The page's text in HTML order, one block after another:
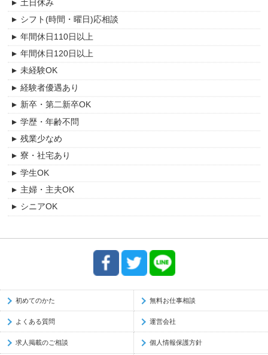
南アルプス市
韮崎市
北杜市
富士川町
南部町
早川町
富士吉田市
富士河口湖町
都留市
大月市
上野原市
山中湖村
接客・販売
接客・理美容・サービス
医療・看護・保健
保育・教育
調理・飲食系
軽作業・倉庫・包装・清掃
警備・施設管理・設備運転
その他
土日休み
シフト(時間・曜日)応相談
年間休日110日以上
年間休日120日以上
未経験OK
経験者優遇あり
新卒・第二新卒OK
学歴・年齢不問
残業少なめ
寮・社宅あり
学生OK
主婦・主夫OK
シニアOK
初めてのかた 無料お仕事相談
よくある質問 運営会社
求人掲載のご相談 個人情報保護方針